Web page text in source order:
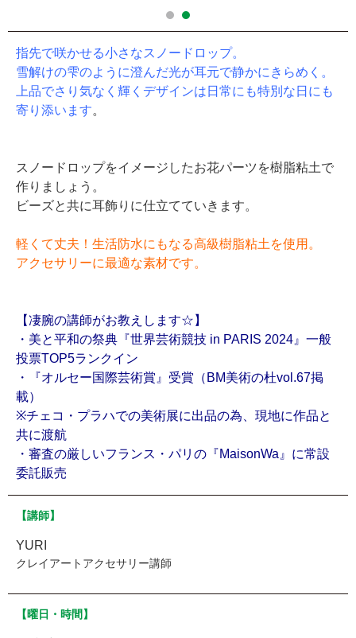
指先で咲かせる小さなスノードロップ。
雪解けの雫のように澄んだ光が耳元で静かにきらめく。
上品でさり気なく輝くデザインは日常にも特別な日にも
寄り添います。
スノードロップをイメージしたお花パーツを樹脂粘土で
作りましょう。
ビーズと共に耳飾りに仕立てていきます。
軽くて丈夫！生活防水にもなる高級樹脂粘土を使用。
アクセサリーに最適な素材です。
【凄腕の講師がお教えします☆】
・美と平和の祭典『世界芸術競技 in PARIS 2024』一般
投票TOP5ランクイン
・『オルセー国際芸術賞』受賞（BM美術の杜vol.67掲
載）
※チェコ・プラハでの美術展に出品の為、現地に作品と
共に渡航
・審査の厳しいフランス・パリの『MaisonWa』に常設
委託販売
【講師】
YURI
クレイアートアクセサリー講師
【曜日・時間】